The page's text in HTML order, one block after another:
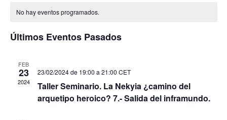
fecha.
No hay eventos programados.
Últimos Eventos Pasados
FEB
23
2024
23/02/2024 de 19:00 a 21:00 CET
Taller Seminario. La Nekyia ¿camino del
arquetipo heroico? 7.- Salida del inframundo.